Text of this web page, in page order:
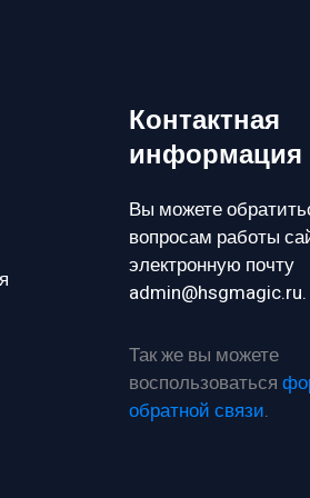
Контактная
информация
Вы можете
вопросам работы
электронную почту
admin@hsgmagic.ru.
Так же вы можете
воспользоваться
обратной связи.